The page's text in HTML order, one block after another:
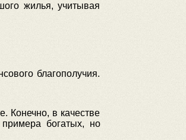
жилья, учитывая
благополучия.
Конечно, в качестве
богатых, но